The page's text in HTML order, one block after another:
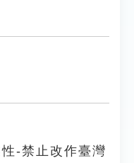
-禁止改作臺灣